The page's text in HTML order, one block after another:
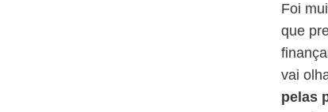
Foi
que
vai
pelas